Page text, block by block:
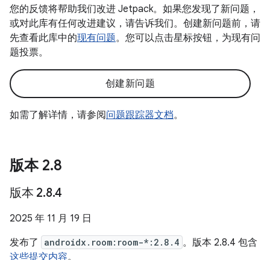
您的反馈将帮助我们改进 Jetpack。如果您发现了新问题，
或对此库有任何改进建议，请告诉我们。创建新问题前，请
先查看此库中的现有问题。您可以点击星标按钮，为现有问
题投票。
创建新问题
如需了解详情，请参阅问题跟踪器文档。
版本 2.8
版本 2.8.4
2025 年 11 月 19 日
发布了
androidx.room:room-*:2.8.4 。版本 2.8.4 包含
这些提交内容。